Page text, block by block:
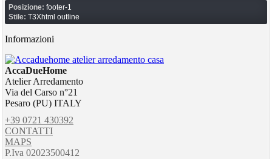
Posizione: footer-1
Stile: T3Xhtml outline
Informazioni
AccaDueHome
Atelier Arredamento
Via del Carso n°21
Pesaro (PU) ITALY
+39 0721 430392
CONTATTI
MAPS
P.Iva 02023500412